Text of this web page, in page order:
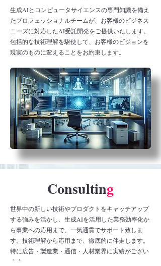
生成AIとコンピュータサイエンスの専門知識を備え
たプロフェッショナルチームが、お客様のビジネス
ニーズに対応したAI受託開発をご提供いたします。
包括的な技術理解を駆使して、お客様のビジョンを
現実のものに変えることをお約束します。
Consulting
世界中の新しい技術やプロダクトをキャッチアップ
する強みを活かし、生成AIを活用した業務効率化か
ら事業への応用まで、一気通貫でサポート致しま
す。技術理解から応用まで、徹底的に伴走します。
特に広告・製造業・通信・人材業界に実績がござい
ます。